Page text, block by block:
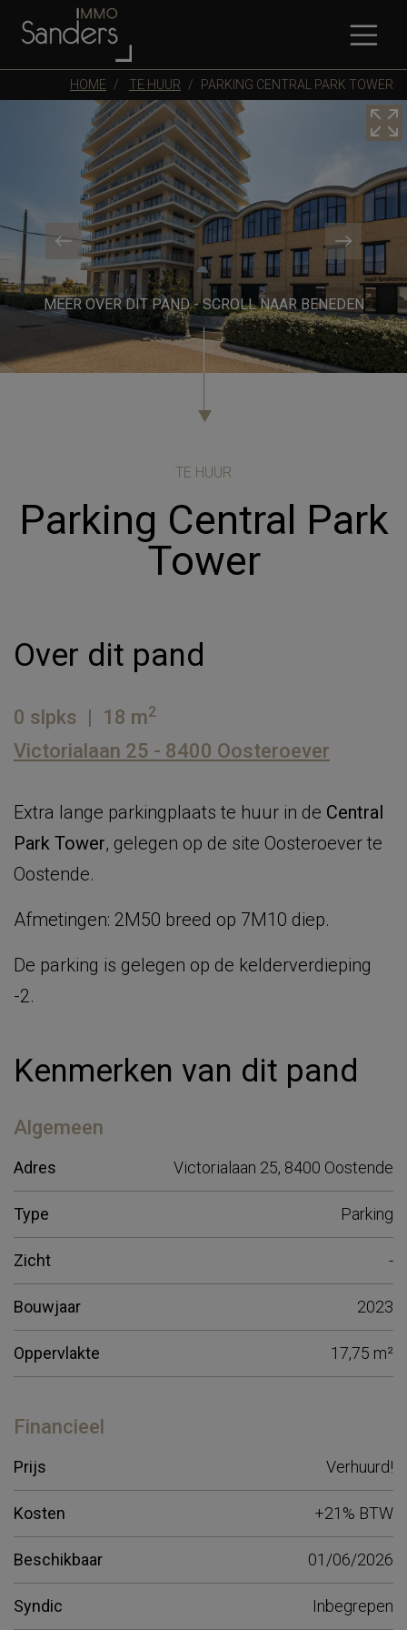
HOME TE HUUR PARKING CENTRAL PARK TOWER
MEER OVER DIT PAND - SCROLL NAAR BENEDEN
TE HUUR
Parking Central Park
Tower
Over dit pand
0 slpks | 18 m2
Victorialaan 25 - 8400 Oosteroever
Extra lange parkingplaats te huur in de Central
Park Tower, gelegen op de site Oosteroever te
Oostende.
Afmetingen: 2M50 breed op 7M10 diep.
De parking is gelegen op de kelderverdieping
-2.
Kenmerken van dit pand
Algemeen
Adres Victorialaan 25, 8400 Oostende
Type Parking
Zicht -
Bouwjaar 2023
Oppervlakte 17,75 m²
Financieel
Prijs Verhuurd!
Kosten +21% BTW
Beschikbaar 01/06/2026
Syndic Inbegrepen